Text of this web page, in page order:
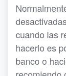
cuando las
hacerlo es
banco o